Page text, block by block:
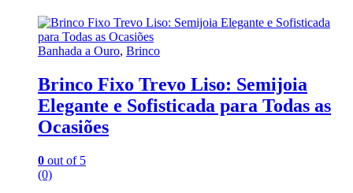
Banhada a Ouro, Brinco
Brinco Fixo Trevo Liso: Semijoia
Elegante e Sofisticada para Todas as
Ocasiões
0 out of 5
(0)